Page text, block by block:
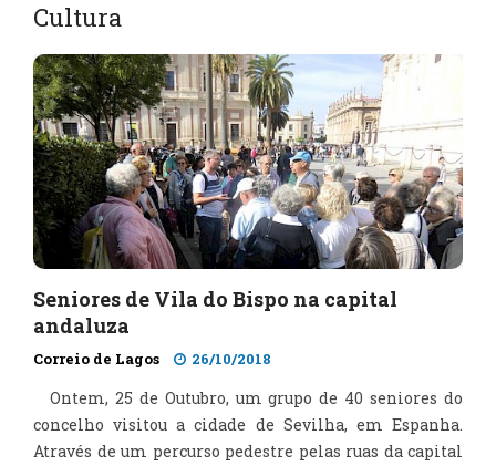
Cultura
Seniores de Vila do Bispo na capital
andaluza
Correio de Lagos 26/10/2018
Ontem, 25 de Outubro, um grupo de 40 seniores do
concelho visitou a cidade de Sevilha, em Espanha.
Através de um percurso pedestre pelas ruas da capital